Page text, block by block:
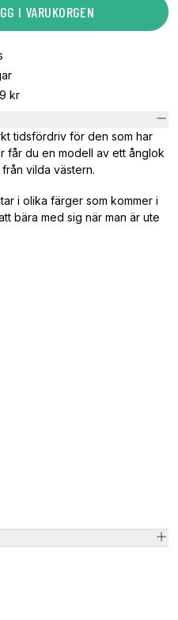
I VARUKORGEN
kr
tidsfördriv för den som har
får du en modell av ett ånglok
vilda västern.
i olika färger som kommer i
bära med sig när man är ute